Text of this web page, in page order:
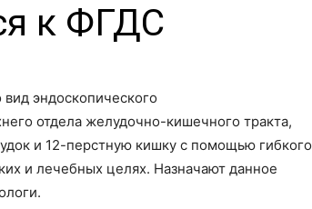
к ФГДС
эндоскопического
отдела желудочно-кишечного тракта,
и 12-перстную кишку с помощью гибкого
и лечебных целях. Назначают данное